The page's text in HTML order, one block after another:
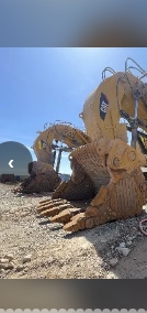
‹